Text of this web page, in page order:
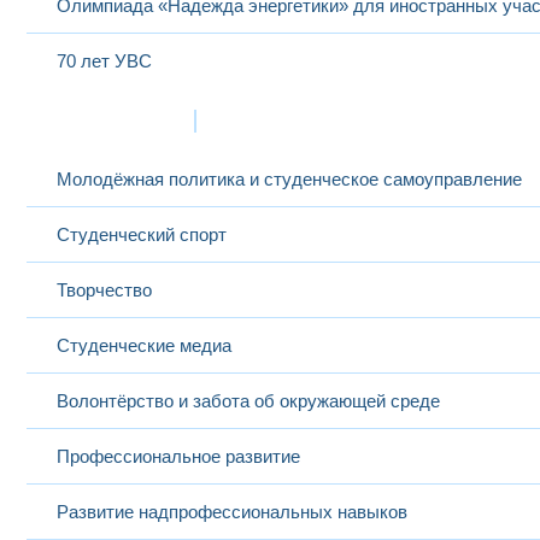
Олимпиада «Надежда энергетики» для иностранных
70 лет УВС
Молодёжная политика и студенческое самоуправление
Студенческий спорт
Творчество
Студенческие медиа
Волонтёрство и забота об окружающей среде
Профессиональное развитие
Развитие надпрофессиональных навыков